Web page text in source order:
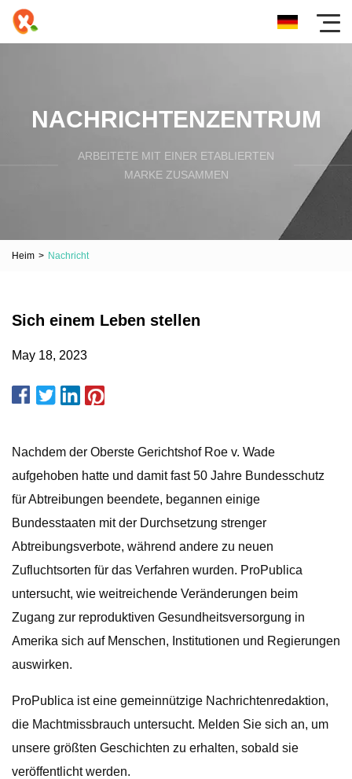
NACHRICHTENZENTRUM
ARBEITETE MIT EINER ETABLIERTEN
MARKE ZUSAMMEN
Heim > Nachricht
Sich einem Leben stellen
May 18, 2023
Nachdem der Oberste Gerichtshof Roe v. Wade
aufgehoben hatte und damit fast 50 Jahre Bundesschutz
für Abtreibungen beendete, begannen einige
Bundesstaaten mit der Durchsetzung strenger
Abtreibungsverbote, während andere zu neuen
Zufluchtsorten für das Verfahren wurden. ProPublica
untersucht, wie weitreichende Veränderungen beim
Zugang zur reproduktiven Gesundheitsversorgung in
Amerika sich auf Menschen, Institutionen und Regierungen
auswirken.
ProPublica ist eine gemeinnützige Nachrichtenredaktion,
die Machtmissbrauch untersucht. Melden Sie sich an, um
unsere größten Geschichten zu erhalten, sobald sie
veröffentlicht werden.